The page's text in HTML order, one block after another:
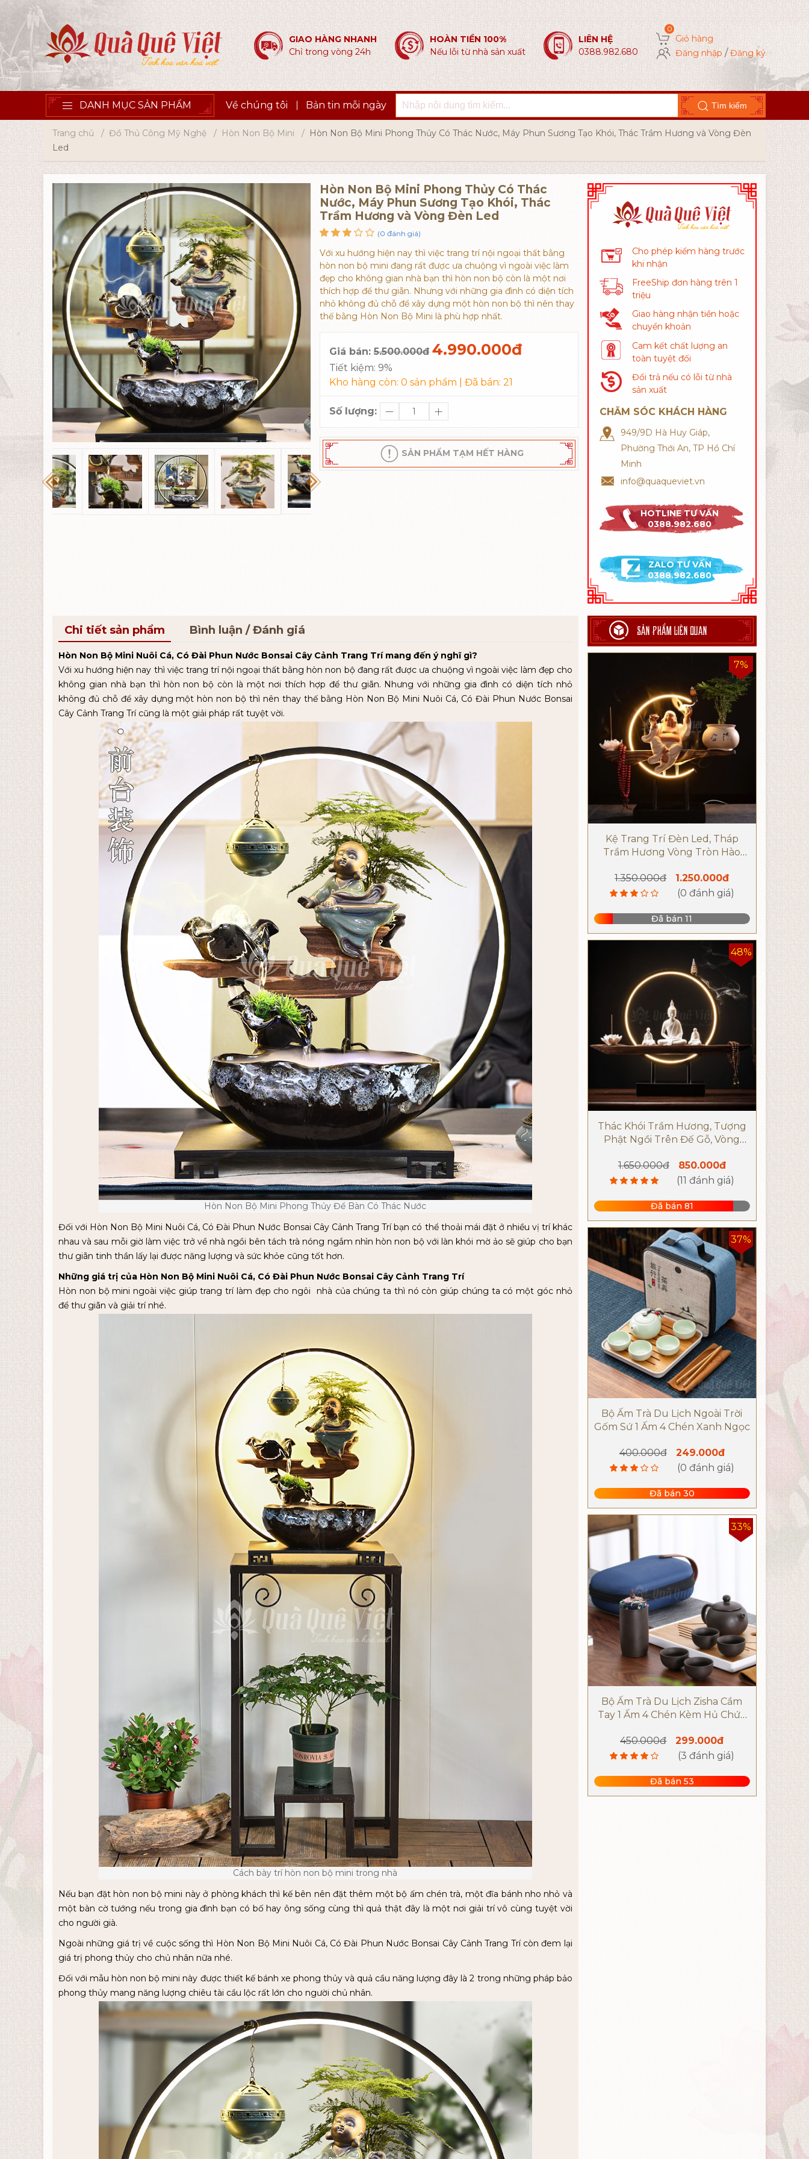
GIAO HÀNG NHANH
Chỉ trong vòng 24h
HOÀN TIỀN 100%
Nếu lỗi từ nhà sản xuất
LIÊN HỆ
0388.982.680
Giỏ hàng
Đăng nhập / Đăng ký
DANH MỤC SẢN PHẨM Về chúng tôi Bản tin mỗi ngày Tìm kiếm
Trang chủ Đồ Thủ Công Mỹ Nghệ Hòn Non Bộ Mini
Hòn Non Bộ Mini Phong Thủy Có Thác Nước, Máy Phun Sương Tạo Khói, Thác Trầm Hương và Vòng Đèn
Led
Hòn Non Bộ Mini Phong Thủy Có Thác
Nước, Máy Phun Sương Tạo Khói, Thác
Trầm Hương và Vòng Đèn Led
(0 đánh giá)
Với xu hướng hiện nay thì việc trang trí nội ngoại thất bằng
hòn non bộ mini đang rất được ưa chuộng vì ngoài việc làm
đẹp cho không gian nhà bạn thì hòn non bộ còn là một nơi
thích hợp để thư giãn. Nhưng với những gia đình có diện tích
nhỏ không đủ chỗ để xây dựng một hòn non bộ thì nên thay
thế bằng Hòn Non Bộ Mini là phù hợp nhất.
Giá bán:5.500.000đ 4.990.000đ
Tiết kiệm: 9%
Kho hàng còn:0 sản phẩm | Đã bán:21
Số lượng:
SẢN PHẨM TẠM HẾT HÀNG
Cho phép kiểm hàng trước
khi nhận
FreeShip đơn hàng trên 1
triệu
Giao hàng nhận tiền hoặc
chuyển khoản
Cam kết chất lượng an
toàn tuyệt đối
Đổi trả nếu có lỗi từ nhà
sản xuất
CHĂM SÓC KHÁCH HÀNG
949/9D Hà Huy Giáp,
Phường Thới An, TP Hồ Chí
Minh
info@quaqueviet.vn
HOTLINE TƯ VẤN
0388.982.680
ZALO TƯ VẤN
0388.982.680
Chi tiết sản phẩm Bình luận / Đánh giá
Hòn Non Bộ Mini Nuôi Cá, Có Đài Phun Nước Bonsai Cây Cảnh Trang Trí mang đến ý nghĩ gì?
Với xu hướng hiện nay thì việc trang trí nội ngoại thất bằng hòn non bộ đang rất được ưa chuộng vì ngoài việc làm đẹp cho
không gian nhà bạn thì hòn non bộ còn là một nơi thích hợp để thư giãn. Nhưng với những gia đình có diện tích nhỏ
không đủ chỗ để xây dựng một hòn non bộ thì nên thay thế bằng Hòn Non Bộ Mini Nuôi Cá, Có Đài Phun Nước Bonsai
Cây Cảnh Trang Trí cũng là một giải pháp rất tuyệt vời.
Hòn Non Bộ Mini Phong Thủy Để Bàn Có Thác Nước
Đối với Hòn Non Bộ Mini Nuôi Cá, Có Đài Phun Nước Bonsai Cây Cảnh Trang Trí bạn có thể thoải mái đặt ở nhiều vị trí khác
nhau và sau mỗi giờ làm việc trở về nhà ngồi bên tách trà nóng ngắm nhìn hòn non bộ với làn khói mờ ảo sẽ giúp cho bạn
thư giãn tinh thần lấy lại được năng lượng và sức khỏe cũng tốt hơn.
Những giá trị của Hòn Non Bộ Mini Nuôi Cá, Có Đài Phun Nước Bonsai Cây Cảnh Trang Trí
Hòn non bộ mini ngoài việc giúp trang trí làm đẹp cho ngôi nhà của chúng ta thì nó còn giúp chúng ta có một góc nhỏ
để thư giãn và giải trí nhé.
Cách bày trí hòn non bộ mini trong nhà
Nếu bạn đặt hòn non bộ mini này ở phòng khách thì kế bên nên đặt thêm một bộ ấm chén trà, một đĩa bánh nho nhỏ và
một bàn cờ tướng nếu trong gia đình bạn có bố hay ông sống cùng thì quả thật đây là một nơi giải trí vô cùng tuyệt vời
cho người già.
Ngoài những giá trị về cuộc sống thì Hòn Non Bộ Mini Nuôi Cá, Có Đài Phun Nước Bonsai Cây Cảnh Trang Trí còn đem lại
giá trị phong thủy cho chủ nhân nữa nhé.
Đối với mẫu hòn non bộ mini này được thiết kế bánh xe phong thủy và quả cầu năng lượng đây là 2 trong những pháp bảo
phong thủy mang năng lượng chiêu tài cầu lộc rất lớn cho người chủ nhân.
SẢN PHẨM LIÊN QUAN
7%
Kệ Trang Trí Đèn Led, Tháp
Trầm Hương Vòng Tròn Hào
1.350.000đ
1.250.000đ
(0 đánh giá)
Đã bán 11
48%
Thác Khói Trầm Hương, Tượng
Phật Ngồi Trên Đế Gỗ, Vòng
1.650.000đ
850.000đ
(11 đánh giá)
Đã bán 81
37%
Bộ Ấm Trà Du Lịch Ngoài Trời
Gốm Sứ 1 Ấm 4 Chén Xanh Ngọc
400.000đ
249.000đ
(0 đánh giá)
Đã bán 30
33%
Bộ Ấm Trà Du Lịch Zisha Cầm
Tay 1 Ấm 4 Chén Kèm Hủ Chứa
450.000đ
299.000đ
(3 đánh giá)
Đã bán 53